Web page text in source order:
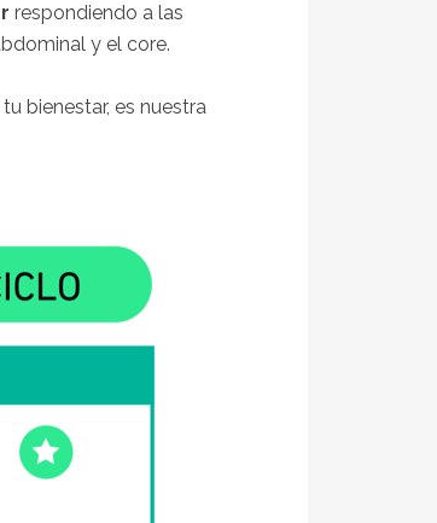
respondiendo a las
y el core.
bienestar, es nuestra